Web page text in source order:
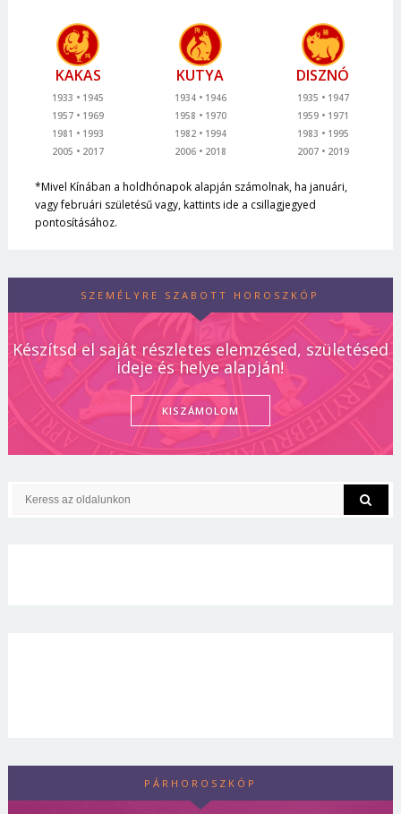
KAKAS
1933
1945
1957
1969
1981
1993
2005
2017
KUTYA
1934
1946
1958
1970
1982
1994
2006
2018
DISZNÓ
1935
1947
1959
1971
1983
1995
2007
2019
*Mivel Kínában a holdhónapok alapján számolnak, ha januári,
vagy februári születésű vagy, kattints ide a csillagjegyed
pontosításához.
SZEMÉLYRE SZABOTT HOROSZKÓP
Készítsd el saját részletes elemzésed, születésed
ideje és helye alapján!
KISZÁMOLOM
PÁRHOROSZKÓP